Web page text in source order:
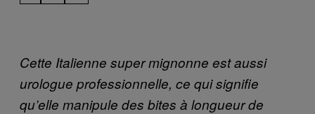
Cette Italienne super mignonne est aussi
urologue professionnelle, ce qui signifie
qu’elle manipule des bites à longueur de